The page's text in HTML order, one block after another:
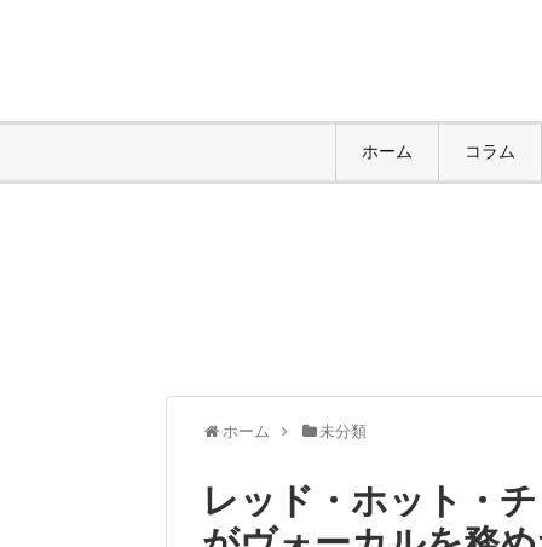
ホーム コラム
ホーム 未分類
レッド・ホット・